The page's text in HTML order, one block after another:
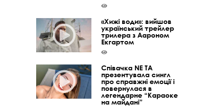
«Хижі води»: вийшов
український трейлер
трилера з Аароном
Екгартом
Співачка NE TA
презентувала сингл
про справжні емоції і
повернулася в
легендарне “Караоке
на майдані”